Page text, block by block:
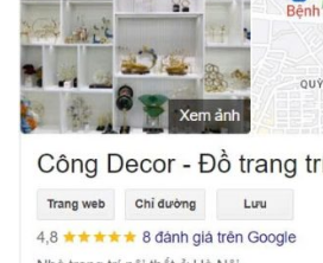
Decor Hà Nội – Thương
Đồ Trang Trí Ô Tô Đẹp
Tại Sao Nên Chọn Decor Hà
Tô?
Decor Hà Nộilà thương hiệu
decor ô tô, cung cấp các sản